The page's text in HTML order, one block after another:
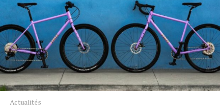
Actualités